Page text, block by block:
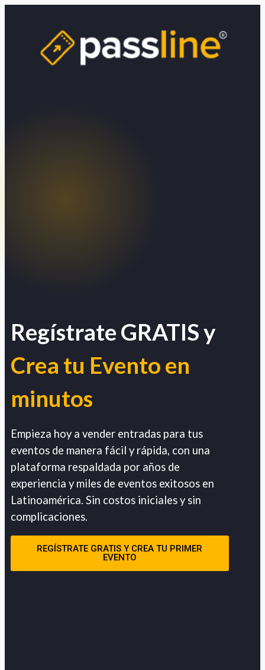
Regístrate GRATIS y
Crea tu Evento en
minutos
Empieza hoy a vender entradas para tus
eventos de manera fácil y rápida, con una
plataforma respaldada por años de
experiencia y miles de eventos exitosos en
Latinoamérica. Sin costos iniciales y sin
complicaciones.
REGÍSTRATE GRATIS Y CREA TU PRIMER
EVENTO